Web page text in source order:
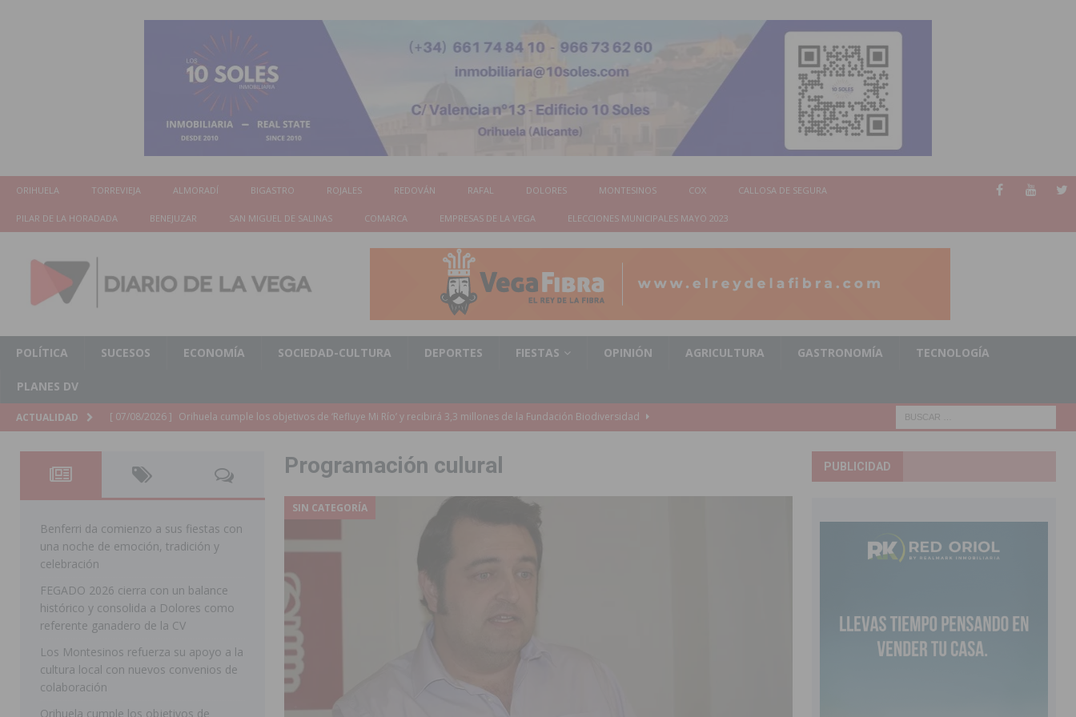
ORIHUELA TORREVIEJA ALMORADÍ BIGASTRO ROJALES REDOVÁN RAFAL DOLORES MONTESINOS COX CALLOSA DE SEGURA
PILAR DE LA HORADADA BENEJUZAR SAN MIGUEL DE SALINAS COMARCA EMPRESAS DE LA VEGA ELECCIONES MUNICIPALES MAYO 2023
POLÍTICA SUCESOS ECONOMÍA SOCIEDAD-CULTURA DEPORTES FIESTAS OPINIÓN AGRICULTURA GASTRONOMÍA TECNOLOGÍA
PLANES DV
ACTUALIDAD [ 07/08/2026 ] Orihuela organiza un concierto sinfónico de la Orquesta de Jóvenes de la Provincia de Alicante en Las Colinas
[ 07/08/2026 ]
El Ayuntamiento de Almoradí mejora la accesibilidad de las aceras del entorno del CEIP Pascual Andreu
ALMORADÍ
[ 07/08/2026 ] Educación destina 1,2 millones adicionales al CEIP nº 2 de Catral dentro del Plan Edificant
[ 07/08/2026 ] La Policía Nacional desarticula un grupo criminal especializado en el robo de vehículos de alta gama mediante la
ORIHUELA
[ 07/08/2026 ] Torrevieja impulsa el empleo con la contratación de 55 personas desempleadas a través de seis programas
TORREVIEJA
Raiguero de Bonanza alerta del riesgo de incendios e inundaciones por el estado de sus barrancos
Programación culural
SIN CATEGORÍA
Benferri da comienzo a sus fiestas con
una noche de emoción, tradición y
celebración
FEGADO 2026 cierra con un balance
histórico y consolida a Dolores como
referente ganadero de la CV
Los Montesinos refuerza su apoyo a la
cultura local con nuevos convenios de
colaboración
Orihuela cumple los objetivos de
PUBLICIDAD